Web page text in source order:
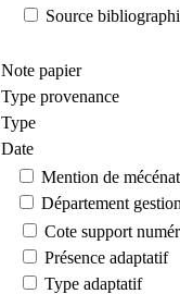
Source
Note papier
Type provenance
Type
Date
Mention de mécénat
Département
Cote support
Présence adaptatif
Type adaptatif